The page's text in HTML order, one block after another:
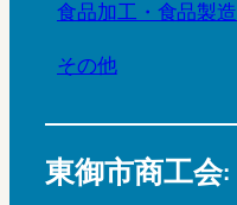
食品加工・食品製造
その他
東御市商工会: